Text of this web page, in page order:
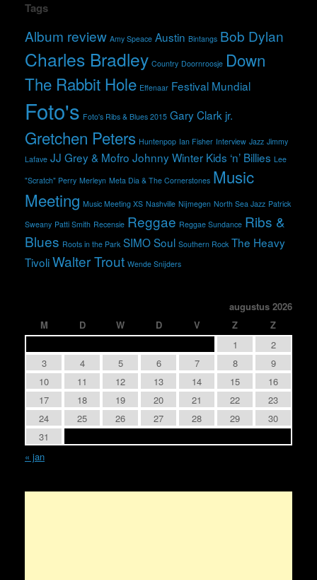
Tags
Album review Amy Speace Austin Bintangs Bob Dylan
Charles Bradley Country Doornroosje Down
The Rabbit Hole Effenaar Festival Mundial
Foto's Foto's Ribs & Blues 2015 Gary Clark jr.
Gretchen Peters Huntenpop Ian Fisher Interview Jazz Jimmy
Lafave JJ Grey & Mofro Johnny Winter Kids ‘n’ Billies Lee
"Scratch" Perry Merleyn Meta Dia & The Cornerstones Music
Meeting Music Meeting XS Nashville Nijmegen North Sea Jazz Patrick
Sweany Patti Smith Recensie Reggae Reggae Sundance Ribs &
Blues Roots in the Park SIMOSoul Southern Rock The Heavy
TivoliWalter Trout Wende Snijders
augustus 2026
M
D W D V Z
Z
1
2
3
4 5 6 7 8
9
10
11 12 13 14 15
16
17
18 19 20 21 22
23
24
25 26 27 28 29
30
31
« jan